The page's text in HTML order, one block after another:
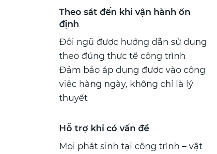
Theo sát đến khi vận hành ổn
định
Đội ngũ được hướng dẫn sử dụng
theo đúng thực tế công trình
Đảm bảo áp dụng được vào công
việc hàng ngày, không chỉ là lý
thuyết
Hỗ trợ khi có vấn đề
Mọi phát sinh tại công trình – vật